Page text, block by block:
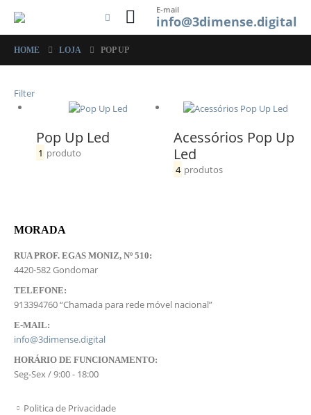
E-mail
info@3dimense.digital
HOME LOJA POP UP
Filter
Pop Up Led
1 produto
Acessórios Pop Up
Led
4 produtos
MORADA
RUA PROF. EGAS MONIZ, Nº 510:
4420-582 Gondomar
TELEFONE:
913394760 “Chamada para rede móvel nacional”
E-MAIL:
info@3dimense.digital
HORÁRIO DE FUNCIONAMENTO:
Seg-Sex / 9:00 - 18:00
Politica de Privacidade